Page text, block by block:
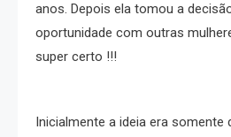
anos. Depois ela tomou a
oportunidade com outras
super certo !!!
Inicialmente a ideia era somente